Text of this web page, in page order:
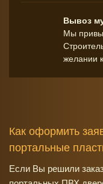
Вывоз
Мы
желании
Как оформить
портальные
Если Вы решили